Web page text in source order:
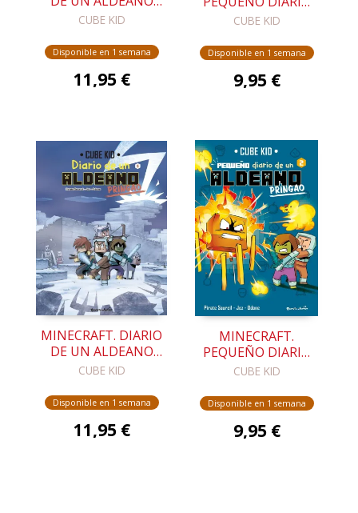
PRINGAO. CÓMIC 6
CUBE KID
Disponible en 1 semana
11,95 €
DE UN ALDEANO
CUBE KID
Disponible en 1 semana
9,95 €
MINECRAFT. DIARIO
DE UN ALDEANO
PRINGAO. CÓMIC 5
CUBE KID
Disponible en 1 semana
11,95 €
MINECRAFT.
PEQUEÑO DIARIO
DE UN ALDEANO
CUBE KID
Disponible en 1 semana
9,95 €